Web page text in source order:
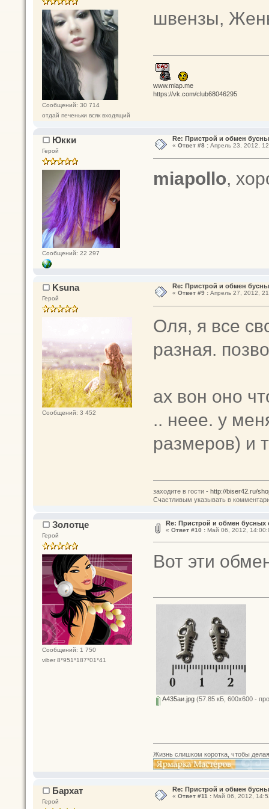
Сообщений: 30 714
отдай печеньки всяк входящий
швензы,
www.miap.me
https://vk.com/club68046295
Юкки
Герой
Сообщений: 22 297
Re: Пристрой и обмен
« Ответ #8 :Апрель 23, 2012,
miapollo,
Ksuna
Герой
Сообщений: 3 452
Re: Пристрой и обмен
« Ответ #9 :Апрель 27, 2012,
Оля, я все
разная.
ах вон оно
.. неее. у
размеров) и
заходите в гости - http://biser42.ru/
Счастливым указывать в
Золотце
Герой
Сообщений: 1 750
viber 8*951*187*01*41
Re: Пристрой и обмен бусных
« Ответ #10 :Май 06, 2012,
Вот эти
A435аи.jpg(57.85 кБ, 600x600 -
Жизнь слишком коротка, чтобы
Бархат
Герой
Re: Пристрой и обмен
« Ответ #11 :Май 06, 2012,